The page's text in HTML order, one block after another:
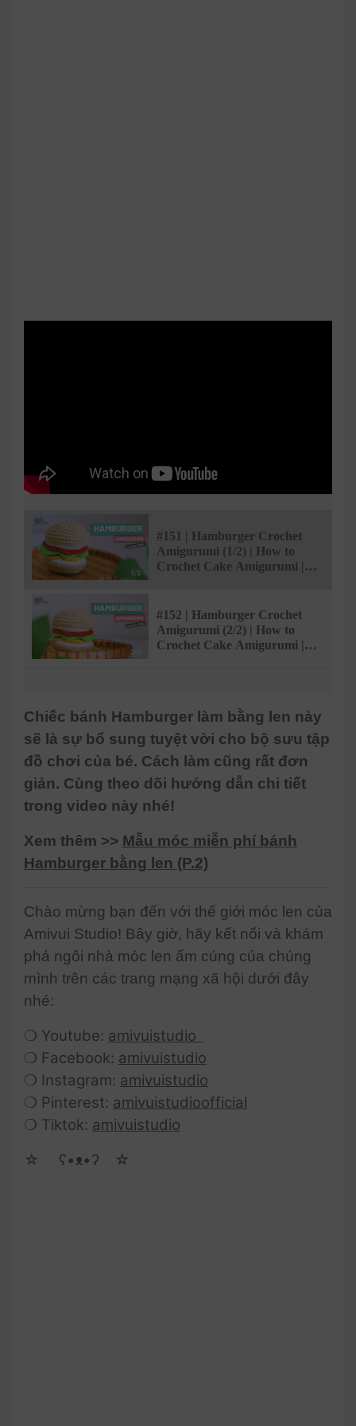
#151 | Hamburger Crochet
Amigurumi (1/2) | How to
Crochet Cake Amigurumi |
#152 | Hamburger Crochet
Amigurumi (2/2) | How to
Crochet Cake Amigurumi |
Chiếc bánh Hamburger làm bằng len này
sẽ là sự bổ sung tuyệt vời cho bộ sưu tập
đồ chơi của bé. Cách làm cũng rất đơn
giản. Cùng theo dõi hướng dẫn chi tiết
trong video này nhé!
Xem thêm >> Mẫu móc miễn phí bánh
Hamburger bằng len (P.2)
Chào mừng bạn đến với thế giới móc len của
Amivui Studio! Bây giờ, hãy kết nối và khám
phá ngôi nhà móc len ấm cúng của chúng
mình trên các trang mạng xã hội dưới đây
nhé:
❍ Youtube: amivuistudio
❍ Facebook: amivuistudio
❍ Instagram: amivuistudio
❍ Pinterest: amivuistudioofficial
❍ Tiktok: amivuistudio
☆ゝ ʕ•ᴥ•ʔゝ☆